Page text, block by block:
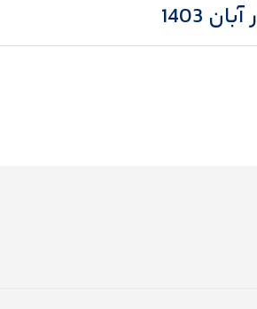
1403